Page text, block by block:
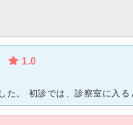
1.0